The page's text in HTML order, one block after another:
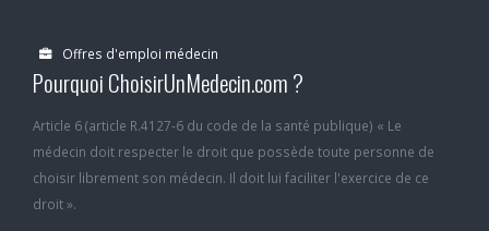
Offres d'emploi médecin
Pourquoi ChoisirUnMedecin.com ?
Article 6 (article R.4127-6 du code de la santé publique) « Le
médecin doit respecter le droit que possède toute personne de
choisir librement son médecin. Il doit lui faciliter l'exercice de ce
droit ».